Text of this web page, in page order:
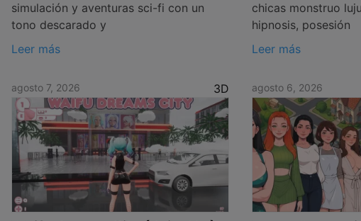
simulación y aventuras sci-fi con un
tono descarado y
Leer más
chicas monstruo
hipnosis, posesión
Leer más
agosto 7, 2026 3D agosto 6, 2026